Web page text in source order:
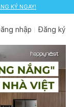
KÝ NGAY!
nhập Đăng ký